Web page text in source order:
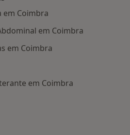
em Coimbra
em Coimbra
em Coimbra
em Coimbra